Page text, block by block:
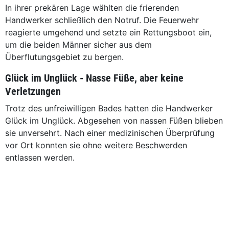
In ihrer prekären Lage wählten die frierenden
Handwerker schließlich den Notruf. Die Feuerwehr
reagierte umgehend und setzte ein Rettungsboot ein,
um die beiden Männer sicher aus dem
Überflutungsgebiet zu bergen.
Glück im Unglück - Nasse Füße, aber keine
Verletzungen
Trotz des unfreiwilligen Bades hatten die Handwerker
Glück im Unglück. Abgesehen von nassen Füßen blieben
sie unversehrt. Nach einer medizinischen Überprüfung
vor Ort konnten sie ohne weitere Beschwerden
entlassen werden.